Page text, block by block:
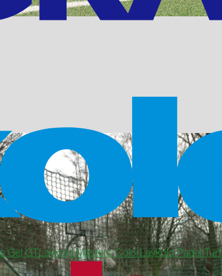
Gel GTLaykold Masters ColorLaykold Padel Turf